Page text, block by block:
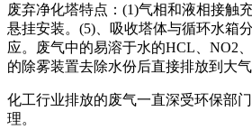
废弃净化塔特点：(1)气相和液相接触
悬挂安装。(5)、吸收塔体与循环水箱
应。废气中的易溶于水的HCL、NO2
的除雾装置去除水份后直接排放到大
化工行业排放的废气一直深受环保部
理。